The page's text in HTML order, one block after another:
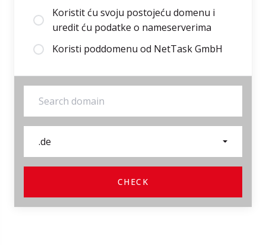
Koristit ću svoju postojeću domenu i
uredit ću podatke o nameserverima
Koristi poddomenu od NetTask GmbH
.de
CHECK